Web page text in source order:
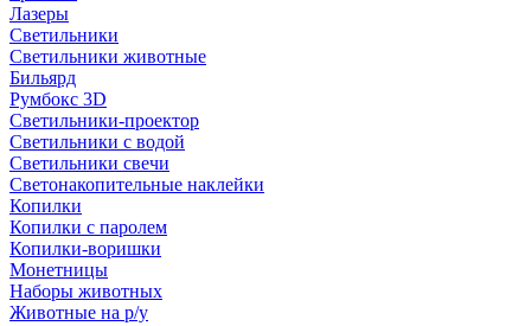
Лазеры
Светильники
Светильники животные
Бильярд
Румбокс 3D
Светильники-проектор
Светильники с водой
Светильники свечи
Светонакопительные наклейки
Копилки
Копилки с паролем
Копилки-воришки
Монетницы
Наборы животных
Животные на р/у